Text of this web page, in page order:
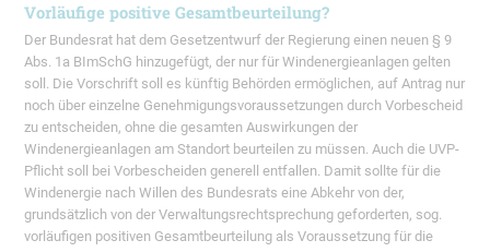
Vorläufige positive Gesamtbeurteilung?
Der Bundesrat hat dem Gesetzentwurf der Regierung einen neuen § 9
Abs. 1a BImSchG hinzugefügt, der nur für Windenergieanlagen gelten
soll. Die Vorschrift soll es künftig Behörden ermöglichen, auf Antrag nur
noch über einzelne Genehmigungsvoraussetzungen durch Vorbescheid
zu entscheiden, ohne die gesamten Auswirkungen der
Windenergieanlagen am Standort beurteilen zu müssen. Auch die UVP-
Pflicht soll bei Vorbescheiden generell entfallen. Damit sollte für die
Windenergie nach Willen des Bundesrats eine Abkehr von der,
grundsätzlich von der Verwaltungsrechtsprechung geforderten, sog.
vorläufigen positiven Gesamtbeurteilung als Voraussetzung für die